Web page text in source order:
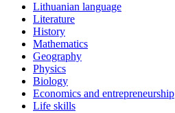
Lithuanian language
Literature
History
Mathematics
Geography
Physics
Biology
Economics and entrepreneurship
Life skills